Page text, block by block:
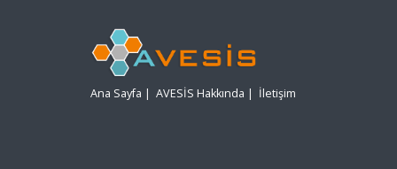
Ana Sayfa | AVESİS Hakkında | İletişim